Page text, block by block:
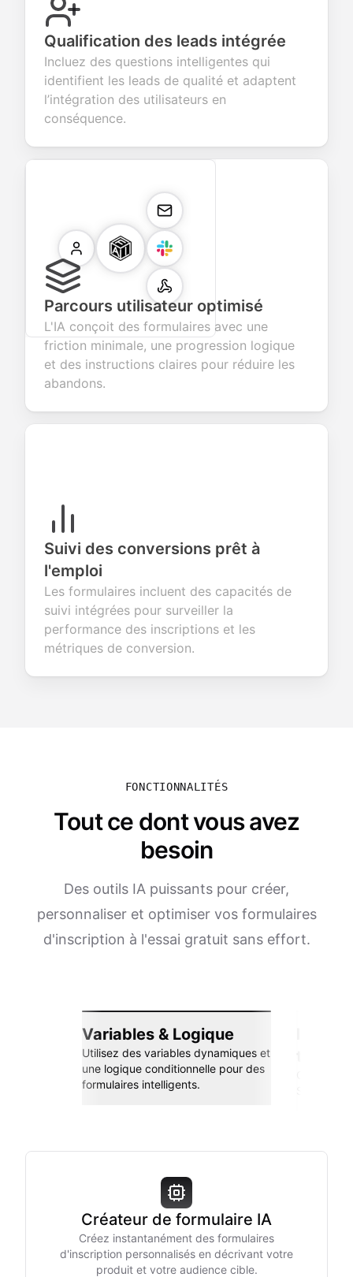
Qualification des leads intégrée
Incluez des questions intelligentes qui
identifient les leads de qualité et adaptent
l’intégration des utilisateurs en
conséquence.
Parcours utilisateur optimisé
L'IA conçoit des formulaires avec une
friction minimale, une progression logique
et des instructions claires pour réduire les
abandons.
Suivi des conversions prêt à
l'emploi
Les formulaires incluent des capacités de
suivi intégrées pour surveiller la
performance des inscriptions et les
métriques de conversion.
FONCTIONNALITÉS
Tout ce dont vous avez
besoin
Des outils IA puissants pour créer,
personnaliser et optimiser vos formulaires
d'inscription à l'essai gratuit sans effort.
Variables & Logique
Utilisez des variables dynamiques et
une logique conditionnelle pour des
formulaires intelligents.
Créateur de formulaire IA
Créez instantanément des formulaires
d'inscription personnalisés en décrivant votre
produit et votre audience cible.